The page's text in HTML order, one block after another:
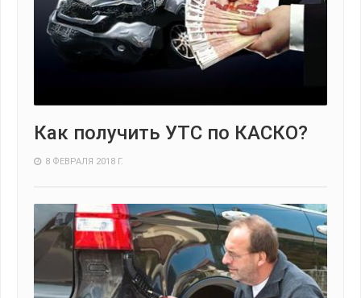
Как получить УТС по КАСКО?
8 ФЕВРАЛЯ 2018 Г.